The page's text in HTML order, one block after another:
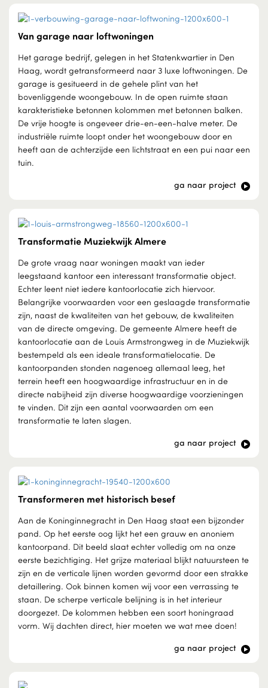
Van garage naar loftwoningen
Het garage bedrijf, gelegen in het Statenkwartier in Den
Haag, wordt getransformeerd naar 3 luxe loftwoningen. De
garage is gesitueerd in de gehele plint van het
bovenliggende woongebouw. In de open ruimte staan
karakteristieke betonnen kolommen met betonnen balken.
De vrije hoogte is ongeveer drie-en-een-halve meter. De
industriële ruimte loopt onder het woongebouw door en
heeft aan de achterzijde een lichtstraat en een pui naar een
tuin.
ga naar project
Transformatie Muziekwijk Almere
De grote vraag naar woningen maakt van ieder
leegstaand kantoor een interessant transformatie object.
Echter leent niet iedere kantoorlocatie zich hiervoor.
Belangrijke voorwaarden voor een geslaagde transformatie
zijn, naast de kwaliteiten van het gebouw, de kwaliteiten
van de directe omgeving. De gemeente Almere heeft de
kantoorlocatie aan de Louis Armstrongweg in de Muziekwijk
bestempeld als een ideale transformatielocatie. De
kantoorpanden stonden nagenoeg allemaal leeg, het
terrein heeft een hoogwaardige infrastructuur en in de
directe nabijheid zijn diverse hoogwaardige voorzieningen
te vinden. Dit zijn een aantal voorwaarden om een
transformatie te laten slagen.
ga naar project
Transformeren met historisch besef
Aan de Koninginnegracht in Den Haag staat een bijzonder
pand. Op het eerste oog lijkt het een grauw en anoniem
kantoorpand. Dit beeld slaat echter volledig om na onze
eerste bezichtiging. Het grijze materiaal blijkt natuursteen te
zijn en de verticale lijnen worden gevormd door een strakke
detaillering. Ook binnen komen wij voor een verrassing te
staan. De scherpe verticale belijning is in het interieur
doorgezet. De kolommen hebben een soort honingraad
vorm. Wij dachten direct, hier moeten we wat mee doen!
ga naar project